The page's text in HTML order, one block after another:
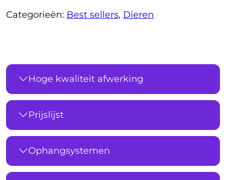
Categorieën: Best sellers, Dieren
Hoge kwaliteit afwerking
Prijslijst
Ophangsystemen